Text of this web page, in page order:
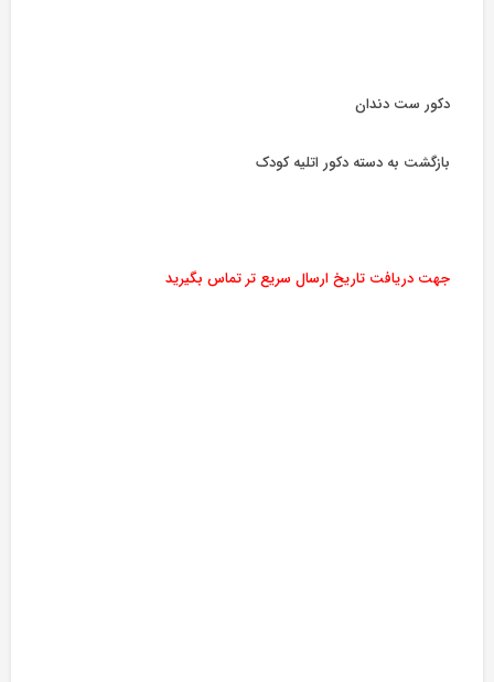
دکور ست دندان
بازگشت به دسته دکور اتلیه کودک
جهت دریافت تاریخ ارسال سریع تر تماس بگیرید